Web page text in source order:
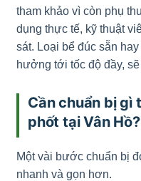
tham khảo vì còn phụ
dụng thực tế, kỹ thuật
sát. Loại bể đúc sẵn
hưởng tới tốc độ đầy,
Cần chuẩn bị gì
phốt tại Vân Hồ?
Một vài bước chuẩn bị
nhanh và gọn hơn.